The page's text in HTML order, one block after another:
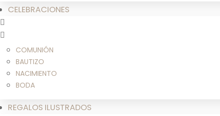
CELEBRACIONES
COMUNIÓN
BAUTIZO
NACIMIENTO
BODA
REGALOS ILUSTRADOS